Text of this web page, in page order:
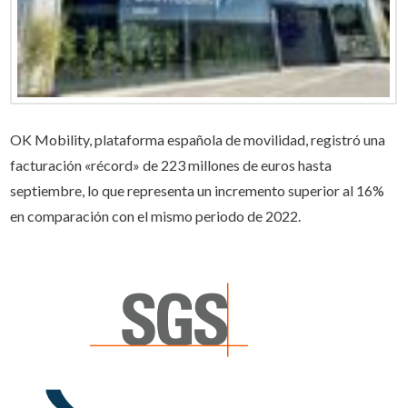
OK Mobility, plataforma española de movilidad, registró una
facturación «récord» de 223 millones de euros hasta
septiembre, lo que representa un incremento superior al 16%
en comparación con el mismo periodo de 2022.